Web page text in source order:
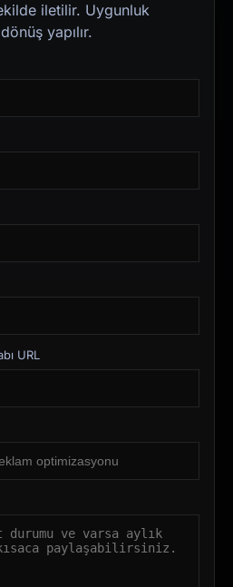
iletilir. Uygunluk
yapılır.
URL